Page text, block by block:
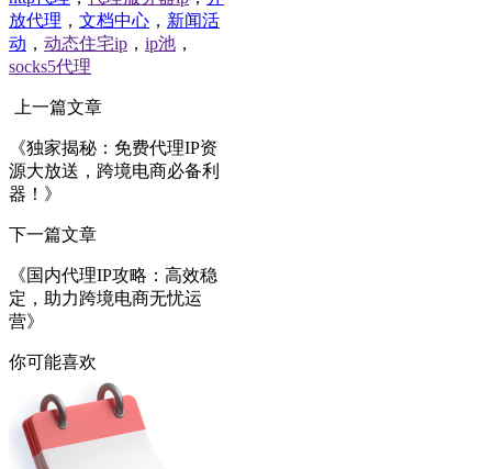
放代理 ， 文档中心 ， 新闻活
动 ， 动态住宅ip ， ip池 ，
socks5代理
上一篇文章
《独家揭秘：免费代理IP资
源大放送，跨境电商必备利
器！》
下一篇文章
《国内代理IP攻略：高效稳
定，助力跨境电商无忧运
营》
你可能喜欢